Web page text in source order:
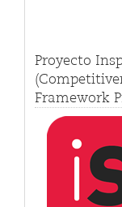
Proyecto
Framework